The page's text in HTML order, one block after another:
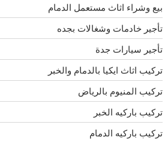
بيع وشراء اثاث مستعمل الدمام
تأجير خادمات وشغالات بجده
تأجير سيارات جدة
تركيب اثاث ايكيا بالدمام والخبر
تركيب المنيوم بالرياض
تركيب باركيه الخبر
تركيب باركيه الدمام